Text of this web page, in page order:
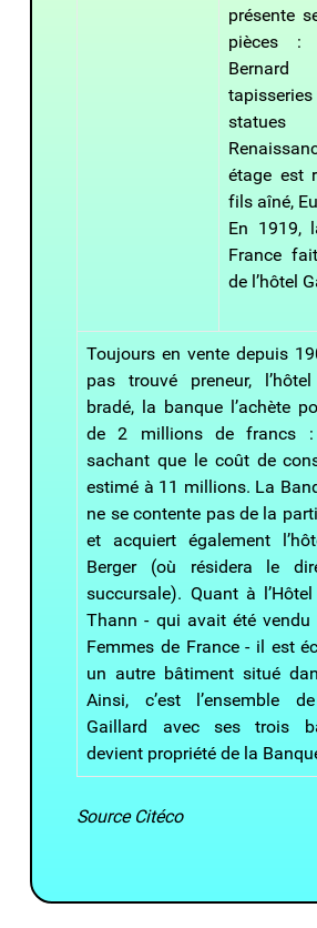
présente
pièces :
statues
étage est
fils aîné,
En 1919,
France
de l’hôtel
Toujours en vente depuis
pas trouvé preneur,
bradé, la banque l’achète
de 2 millions de francs :
sachant que le coût de
estimé à 11 millions. La
ne se contente pas de la
et acquiert également
Berger (où résidera le
succursale). Quant à
Thann - qui avait été vendu
Femmes de France - il est
un autre bâtiment situé
Ainsi, c’est l’ensemble
Gaillard avec ses trois
devient propriété de la
Source Citéco